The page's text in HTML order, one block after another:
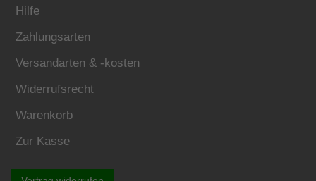
Hilfe
Zahlungsarten
Versandarten & -kosten
Widerrufsrecht
Warenkorb
Zur Kasse